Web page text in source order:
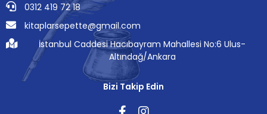
0312 419 72 18
kitaplarsepette@gmail.com
İstanbul Caddesi Hacıbayram Mahallesi No:6 Ulus-
Altındağ/Ankara
Bizi Takip Edin